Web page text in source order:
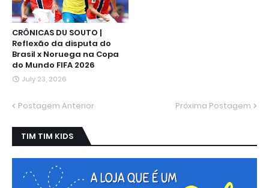
CRÔNICAS DU SOUTO |
Reflexão da disputa do
Brasil x Noruega na Copa
do Mundo FIFA 2026
July 23, 2026
Postagem Anterior Próxima Postagem
TIM TIM KIDS